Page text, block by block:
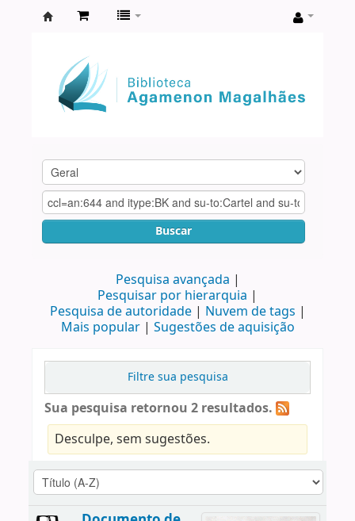
Agamenon
Magalhães
Buscar
Pesquisa avançada
Pesquisar por hierarquia
Pesquisa de autoridade
Nuvem de tags
Mais popular
Sugestões de aquisição
Filtre sua pesquisa
Sua pesquisa retornou 2 resultados.
Desculpe, sem sugestões.